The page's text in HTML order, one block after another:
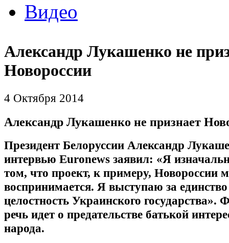
Видео
Александр Лукашенко не
Новороссии
4 Октября 2014
Александр Лукашенко не признает
Президент Белоруссии Александр
интервью Euronews заявил: «Я
том, что проект, к примеру, Новороссии
воспринимается. Я выступаю за
целостность Украинского государства».
речь идет о предательстве батькой
народа.